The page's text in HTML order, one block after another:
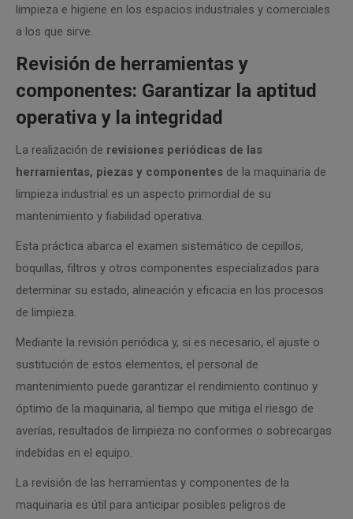
limpieza e higiene en los espacios industriales y comerciales
a los que sirve.
Revisión de herramientas y
componentes: Garantizar la aptitud
operativa y la integridad
La realización de revisiones periódicas de las
herramientas, piezas y componentes de la maquinaria de
limpieza industrial es un aspecto primordial de su
mantenimiento y fiabilidad operativa.
Esta práctica abarca el examen sistemático de cepillos,
boquillas, filtros y otros componentes especializados para
determinar su estado, alineación y eficacia en los procesos
de limpieza.
Mediante la revisión periódica y, si es necesario, el ajuste o
sustitución de estos elementos, el personal de
mantenimiento puede garantizar el rendimiento continuo y
óptimo de la maquinaria, al tiempo que mitiga el riesgo de
averías, resultados de limpieza no conformes o sobrecargas
indebidas en el equipo.
La revisión de las herramientas y componentes de la
maquinaria es útil para anticipar posibles peligros de